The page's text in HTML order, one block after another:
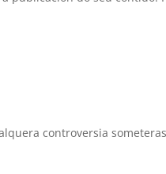
controversia